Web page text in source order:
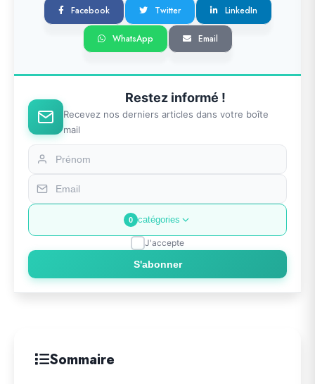
Facebook Twitter LinkedIn
WhatsApp Email
Restez informé !
Recevez nos derniers articles dans votre boîte
mail
0 catégories
J'accepte
S'abonner
Sommaire